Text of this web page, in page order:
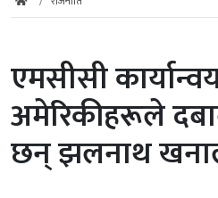
एमसीसी
अमेरिकीहरूले
छन् झलनाथ